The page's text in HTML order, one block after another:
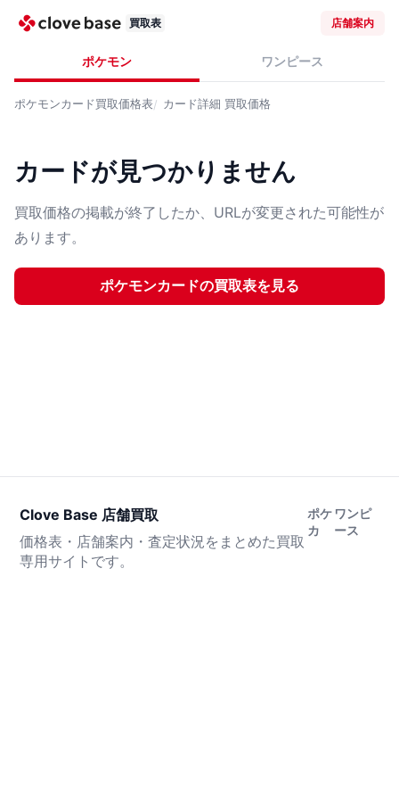
買取表 店舗案内
ポケモン ワンピース
ポケモンカード買取価格表 カード詳細 買取価格
カードが見つかりません
買取価格の掲載が終了したか、URLが変更された可能性が
あります。
ポケモンカードの買取表を見る
Clove Base 店舗買取
価格表・店舗案内・査定状況をまとめた買取
専用サイトです。
ポケ
カ
ワンピ
ース